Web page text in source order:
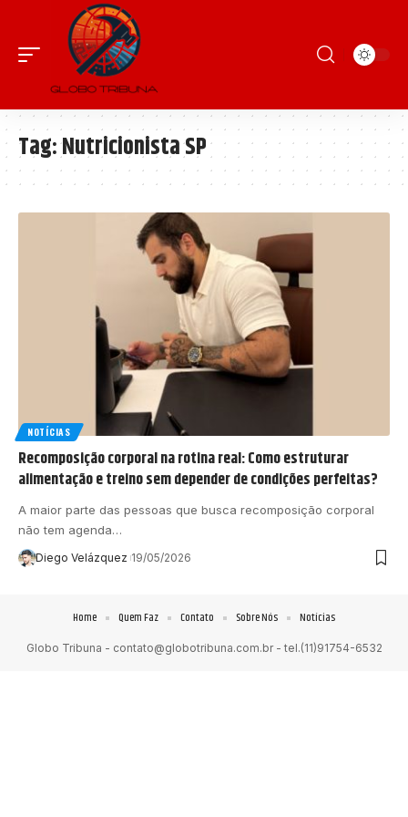
Tag:Nutricionista SP
NOTÍCIAS
Recomposição corporal na rotina real: Como estruturar
alimentação e treino sem depender de condições perfeitas?
A maior parte das pessoas que busca recomposição corporal
não tem agenda…
Diego Velázquez 19/05/2026
Globo Tribuna - contato@globotribuna.com.br- tel.(11)91754-6532
Home Quem Faz Contato Sobre Nós Notícias